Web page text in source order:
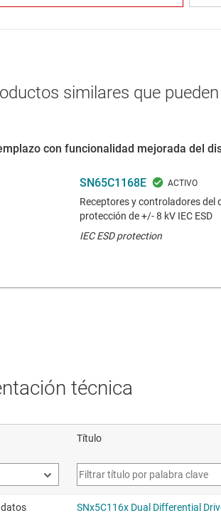
similares que
con funcionalidad mejorada del
SN65C1168E
Receptores y controladores del
protección de +/- 8 kV IEC ESD
IEC ESD protection
técnica